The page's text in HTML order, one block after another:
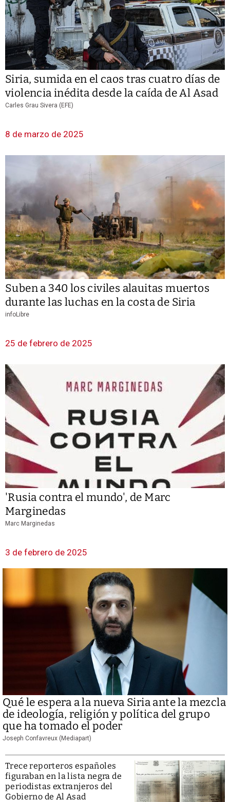
Siria, sumida en el caos tras cuatro días de
violencia inédita desde la caída de Al Asad
Carles Grau Sivera (EFE)
8 de marzo de 2025
Suben a 340 los civiles alauitas muertos
durante las luchas en la costa de Siria
infoLibre
25 de febrero de 2025
'Rusia contra el mundo', de Marc
Marginedas
Marc Marginedas
3 de febrero de 2025
Qué le espera a la nueva Siria ante la mezcla
de ideología, religión y política del grupo
que ha tomado el poder
Joseph Confavreux (Mediapart)
Trece reporteros españoles
figuraban en la lista negra de
periodistas extranjeros del
Gobierno de Al Asad